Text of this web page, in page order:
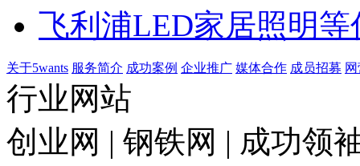
飞利浦LED家居照明等
关于5wants 服务简介 成功案例 企业推广 媒体合作 成员招募
行业网站
创业网 | 钢铁网 | 成功领